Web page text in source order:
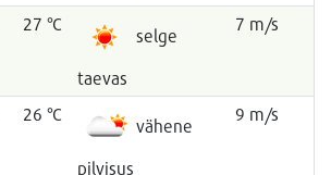
27 °C
selge
taevas
7 m/s
26 °C
vähene
pilvisus
9 m/s